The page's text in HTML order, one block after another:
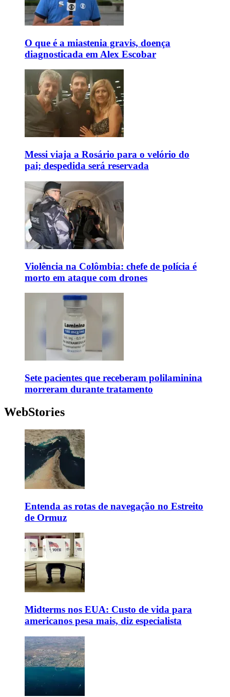
O que é a miastenia gravis, doença
diagnosticada em Alex Escobar
Messi viaja a Rosário para o velório do
pai; despedida será reservada
Violência na Colômbia: chefe de polícia é
morto em ataque com drones
Sete pacientes que receberam polilaminina
morreram durante tratamento
WebStories
Entenda as rotas de navegação no Estreito
de Ormuz
Midterms nos EUA: Custo de vida para
americanos pesa mais, diz especialista